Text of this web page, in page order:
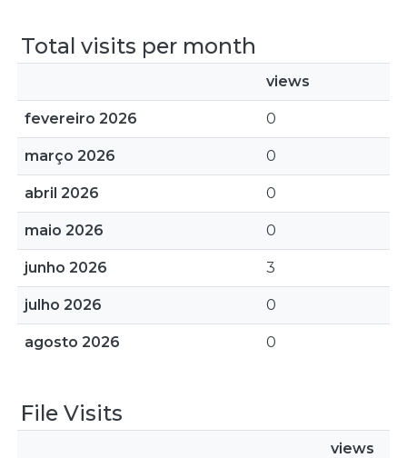
Total visits per month
views
fevereiro 2026 0
março 2026 0
abril 2026 0
maio 2026 0
junho 2026 3
julho 2026 0
agosto 2026 0
File Visits
views